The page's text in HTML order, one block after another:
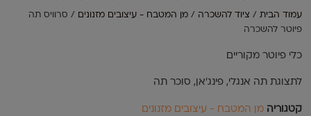
עמוד הבית / ציוד להשכרה /מן המטבח - עיצובים מזנונים / סרוויס תה
פיוטר להשכרה
כלי פיוטר מקוריים
לתצוגת תה אנגלי, פינג'אן, סוכר תה
קטגוריה מן המטבח - עיצובים מזנונים